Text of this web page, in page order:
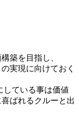
築を目指し、
実現に向けておく
している事は価値
ばれるクルーと出